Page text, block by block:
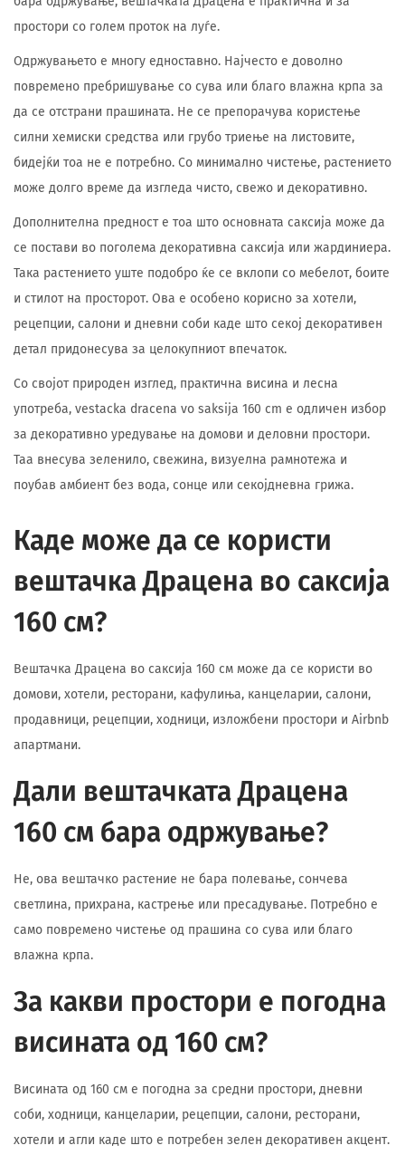
простори со голем проток на луѓе.
Одржувањето е многу едноставно. Најчесто е доволно
повремено пребришување со сува или благо влажна крпа за
да се отстрани прашината. Не се препорачува користење
силни хемиски средства или грубо триење на листовите,
бидејќи тоа не е потребно. Со минимално чистење, растението
може долго време да изгледа чисто, свежо и декоративно.
Дополнителна предност е тоа што основната саксија може да
се постави во поголема декоративна саксија или жардиниера.
Така растението уште подобро ќе се вклопи со мебелот, боите
и стилот на просторот. Ова е особено корисно за хотели,
рецепции, салони и дневни соби каде што секој декоративен
детал придонесува за целокупниот впечаток.
Со својот природен изглед, практична висина и лесна
употреба, vestacka dracena vo saksija 160 cm е одличен избор
за декоративно уредување на домови и деловни простори.
Таа внесува зеленило, свежина, визуелна рамнотежа и
поубав амбиент без вода, сонце или секојдневна грижа.
Каде може да се користи
вештачка Драцена во саксија
160 см?
Вештачка Драцена во саксија 160 см може да се користи во
домови, хотели, ресторани, кафулиња, канцеларии, салони,
продавници, рецепции, ходници, изложбени простори и Airbnb
апартмани.
Дали вештачката Драцена
160 см бара одржување?
Не, ова вештачко растение не бара полевање, сончева
светлина, прихрана, кастрење или пресадување. Потребно е
само повремено чистење од прашина со сува или благо
влажна крпа.
За какви простори е погодна
висината од 160 см?
Висината од 160 см е погодна за средни простори, дневни
соби, ходници, канцеларии, рецепции, салони, ресторани,
хотели и агли каде што е потребен зелен декоративен акцент.